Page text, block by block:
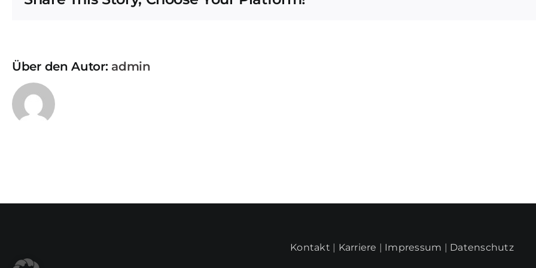
Über den Autor: admin
Kontakt | Karriere | Impressum | Datenschutz